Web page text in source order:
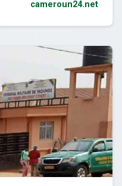
cameroun24.net